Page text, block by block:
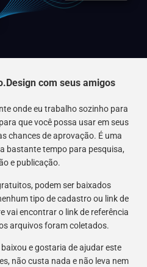
com seus amigos
onde eu trabalho sozinho para
que você possa usar em seus
chances de aprovação. É uma
bastante tempo para pesquisa,
e publicação.
podem ser baixados
tipo de cadastro ou link de
vai encontrar o link de referência
arquivos foram coletados.
e gostaria de ajudar este
não custa nada e não leva nem